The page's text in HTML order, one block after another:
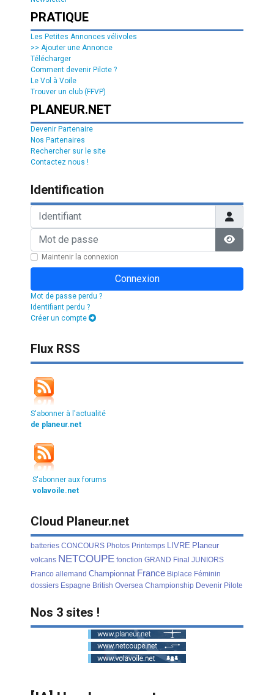
PRATIQUE
Les Petites Annonces vélivoles
>> Ajouter une Annonce
Télécharger
Comment devenir Pilote ?
Le Vol à Voile
Trouver un club (FFVP)
PLANEUR.NET
Devenir Partenaire
Nos Partenaires
Rechercher sur le site
Contactez nous !
Identification
Identifiant
Mot de passe
Afficher
Maintenir la connexion
Connexion
Mot de passe perdu ?
Identifiant perdu ?
Créer un compte
Flux RSS
S'abonner à l'actualité
de planeur.net
S'abonner aux forums
volavoile.net
Cloud Planeur.net
batteries CONCOURS Photos Printemps LIVRE Planeur
volcans NETCOUPE fonction GRAND Final JUNIORS
Franco allemand Championnat France Biplace Féminin
dossiers Espagne British Oversea Championship Devenir Pilote
Nos 3 sites !